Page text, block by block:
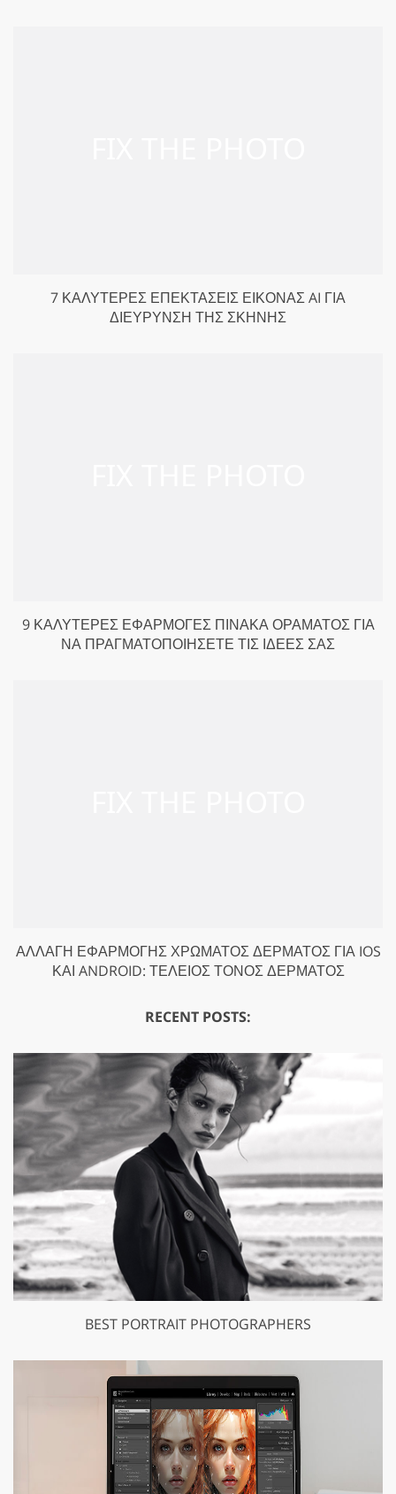
7 ΚΑΛΎΤΕΡΕΣ ΕΠΕΚΤΆΣΕΙΣ ΕΙΚΌΝΑΣ AI ΓΙΑ
ΔΙΕΎΡΥΝΣΗ ΤΗΣ ΣΚΗΝΉΣ
9 ΚΑΛΎΤΕΡΕΣ ΕΦΑΡΜΟΓΈΣ ΠΊΝΑΚΑ ΟΡΆΜΑΤΟΣ ΓΙΑ
ΝΑ ΠΡΑΓΜΑΤΟΠΟΙΉΣΕΤΕ ΤΙΣ ΙΔΈΕΣ ΣΑΣ
ΑΛΛΑΓΉ ΕΦΑΡΜΟΓΉΣ ΧΡΏΜΑΤΟΣ ΔΈΡΜΑΤΟΣ ΓΙΑ IOS
ΚΑΙ ANDROID: ΤΈΛΕΙΟΣ ΤΌΝΟΣ ΔΈΡΜΑΤΟΣ
RECENT POSTS:
BEST PORTRAIT PHOTOGRAPHERS